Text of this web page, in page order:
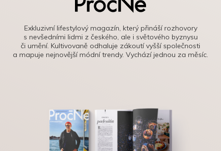
Exkluzivní lifestylový magazín, který přináší rozhovory
s nevšedními lidmi z českého, ale i světového byznysu
či umění. Kultivovaně odhaluje zákoutí vyšší společnosti
a mapuje nejnovější módní trendy. Vychází jednou za měsíc.